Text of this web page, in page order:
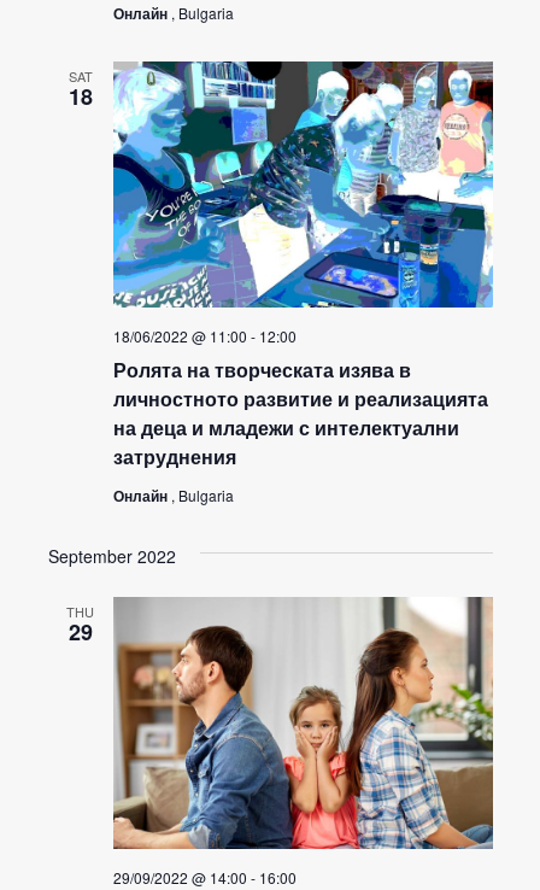
Онлайн , Bulgaria
SAT
18
Ролята на творческата изява в
личностното развитие и реализацията
на деца и младежи с интелектуални
затруднения
18/06/2022 @ 11:00 - 12:00
Онлайн , Bulgaria
September 2022
THU
29
29/09/2022 @ 14:00 - 16:00